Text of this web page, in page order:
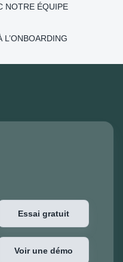
NOTRE ÉQUIPE
Essai gratuit
Voir une démo